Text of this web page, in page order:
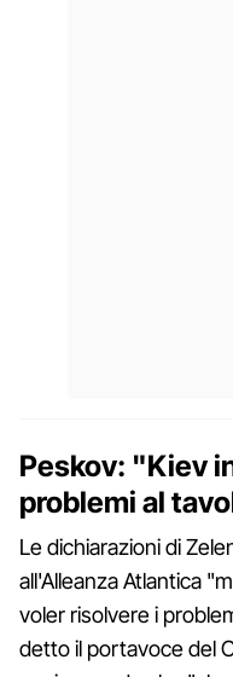
Peskov: "Kiev
problemi al
Le dichiarazioni di
all'Alleanza Atlantica
voler risolvere i
detto il portavoce del